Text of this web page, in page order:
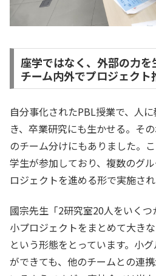
座学ではなく、外部の力を
チーム内外でプロジェクト
自分事化されたPBL授業で、人
き、卒業研究にも生かせる。そ
のチーム分けにもありました。
学生が参加しており、複数のグ
ロジェクトを進める形で実施され
國宗先生「2研究室20人をいくつ
小プロジェクトをまとめて大き
という形態をとっています。小
ができても、他のチームとの連